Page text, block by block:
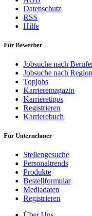
Datenschutz
RSS
Hilfe
Für Bewerber
Jobsuche nach
Jobsuche nach
Topjobs
Karrieremagazin
Karrieretipps
Registrieren
Karrierebuch
Für Unternehmer
Stellengesuche
Personaltrends
Produkte
Bestellformular
Mediadaten
Registrieren